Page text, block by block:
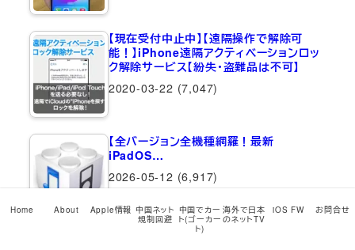
【現在受付中止中】【遠隔操作で解除可
能！】iPhone遠隔アクティベーションロッ
ク解除サービス【紛失・盗難品は不可】
2020-03-22 (7,047)
【全バージョン全機種網羅！最新
iPadOS…
2026-05-12 (6,917)
Home About Apple情報 中国ネット
規制回避
中国でカー
ト(ゴーカー
ト)
海外で日本
のネットTV
iOS FW お問合せ